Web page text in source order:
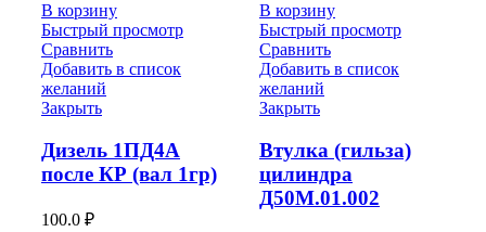
В корзину
Быстрый просмотр
Сравнить
Добавить в список
желаний
Закрыть
Дизель 1ПД4А
после КР (вал 1гр)
100.0 ₽
В корзину
Быстрый просмотр
Сравнить
Добавить в список
желаний
Закрыть
Втулка (гильза)
цилиндра
Д50М.01.002